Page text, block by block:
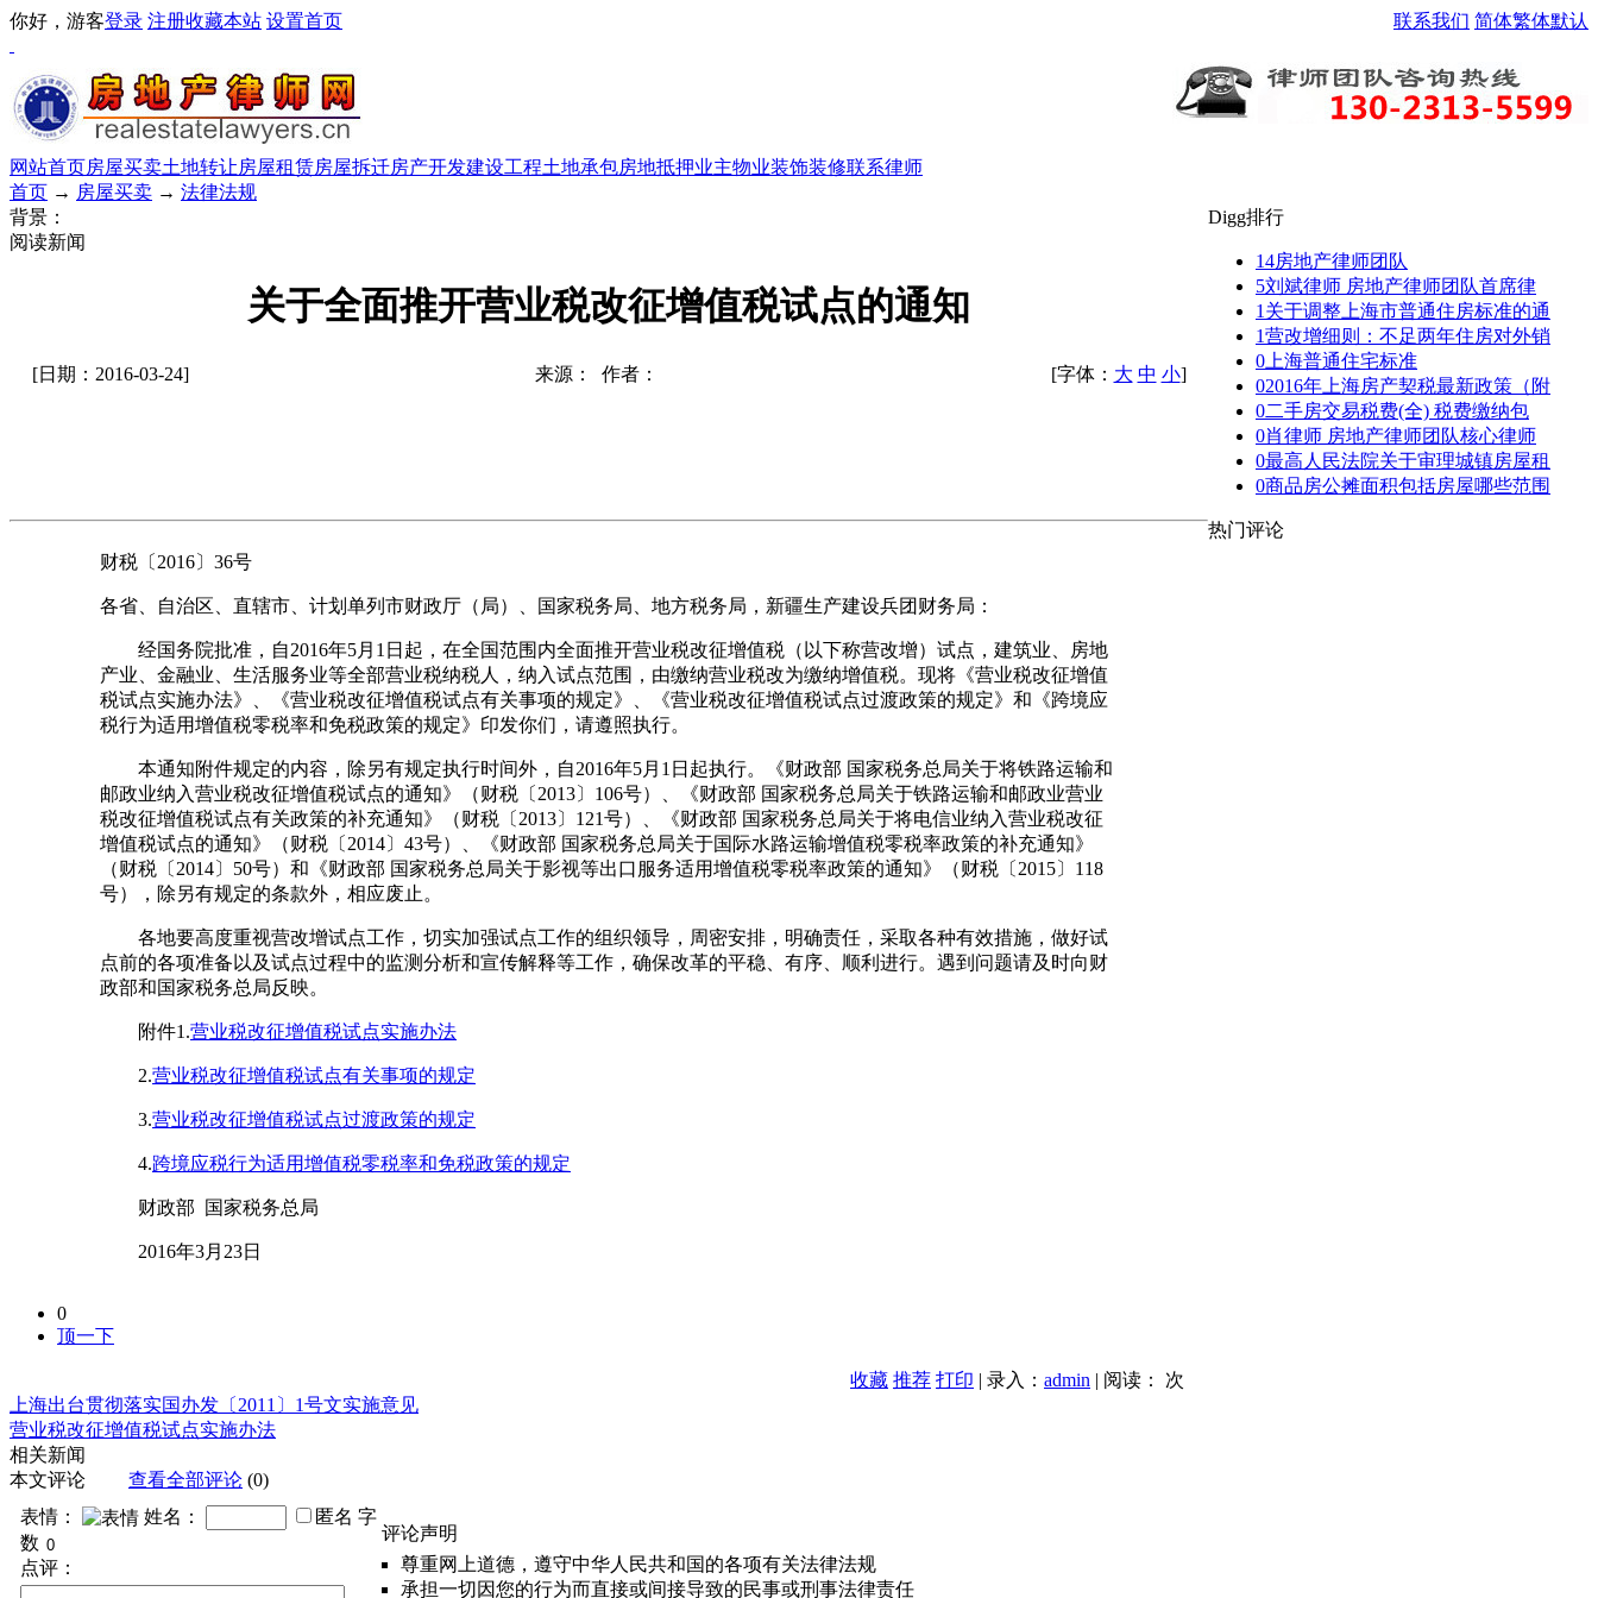
联系我们 简体繁体默认
你好，游客登录 注册收藏本站 设置首页
网站首页房屋买卖土地转让房屋租赁房屋拆迁房产开发建设工程土地承包房地抵押业主物业装饰装修联系律师
首页 → 房屋买卖 → 法律法规
背景：
阅读新闻
关于全面推开营业税改征增值税试点的通知
[日期：2016-03-24] 来源： 作者： [字体： 大 中 小]
财税〔2016〕36号
各省、自治区、直辖市、计划单列市财政厅（局）、国家税务局、地方税务局，新疆生产建设兵团财务局：
经国务院批准，自2016年5月1日起，在全国范围内全面推开营业税改征增值税（以下称营改增）试点，建筑业、房地
产业、金融业、生活服务业等全部营业税纳税人，纳入试点范围，由缴纳营业税改为缴纳增值税。现将《营业税改征增值
税试点实施办法》、《营业税改征增值税试点有关事项的规定》、《营业税改征增值税试点过渡政策的规定》和《跨境应
税行为适用增值税零税率和免税政策的规定》印发你们，请遵照执行。
本通知附件规定的内容，除另有规定执行时间外，自2016年5月1日起执行。《财政部 国家税务总局关于将铁路运输和
邮政业纳入营业税改征增值税试点的通知》（财税〔2013〕106号）、《财政部 国家税务总局关于铁路运输和邮政业营业
税改征增值税试点有关政策的补充通知》（财税〔2013〕121号）、《财政部 国家税务总局关于将电信业纳入营业税改征
增值税试点的通知》（财税〔2014〕43号）、《财政部 国家税务总局关于国际水路运输增值税零税率政策的补充通知》
（财税〔2014〕50号）和《财政部 国家税务总局关于影视等出口服务适用增值税零税率政策的通知》（财税〔2015〕118
号），除另有规定的条款外，相应废止。
各地要高度重视营改增试点工作，切实加强试点工作的组织领导，周密安排，明确责任，采取各种有效措施，做好试
点前的各项准备以及试点过程中的监测分析和宣传解释等工作，确保改革的平稳、有序、顺利进行。遇到问题请及时向财
政部和国家税务总局反映。
附件1.营业税改征增值税试点实施办法
2.营业税改征增值税试点有关事项的规定
3.营业税改征增值税试点过渡政策的规定
4.跨境应税行为适用增值税零税率和免税政策的规定
财政部 国家税务总局
2016年3月23日
0
顶一下
收藏 推荐 打印 | 录入： admin | 阅读：
次
上海出台贯彻落实国办发〔2011〕1号文实施意见
营业税改征增值税试点实施办法
相关新闻
本文评论
查看全部评论 (0)
表情：
姓名： 匿名 字
数
点评：
评论声明
尊重网上道德，遵守中华人民共和国的各项有关法律法规
承担一切因您的行为而直接或间接导致的民事或刑事法律责任
Digg排行
14房地产律师团队
5刘斌律师 房地产律师团队首席律
1 关于调整上海市普通住房标准的通
1营改增细则：不足两年住房对外销
0 上海普通住宅标准
02016年上海房产契税最新政策（附
0二手房交易税费(全) 税费缴纳包
0肖律师 房地产律师团队核心律师
0最高人民法院关于审理城镇房屋租
0商品房公摊面积包括房屋哪些范围
热门评论